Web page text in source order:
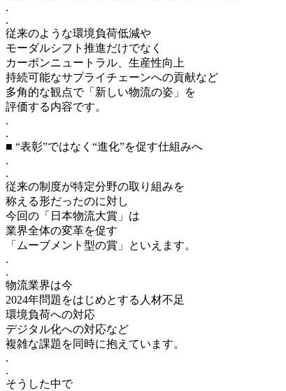
.
.
従来のような環境負荷低減や
モーダルシフト推進だけでなく
カーボンニュートラル、生産性向上
持続可能なサプライチェーンへの貢献など
多角的な観点で「新しい物流の姿」を
評価する内容です。
.
.
■ “表彰”ではなく“進化”を促す仕組みへ
.
.
従来の制度が特定分野の取り組みを
称える形だったのに対し
今回の「日本物流大賞」は
業界全体の変革を促す
「ムーブメント型の賞」といえます。
.
.
物流業界は今
2024年問題をはじめとする人材不足
環境負荷への対応
デジタル化への対応など
複雑な課題を同時に抱えています。
.
.
そうした中で